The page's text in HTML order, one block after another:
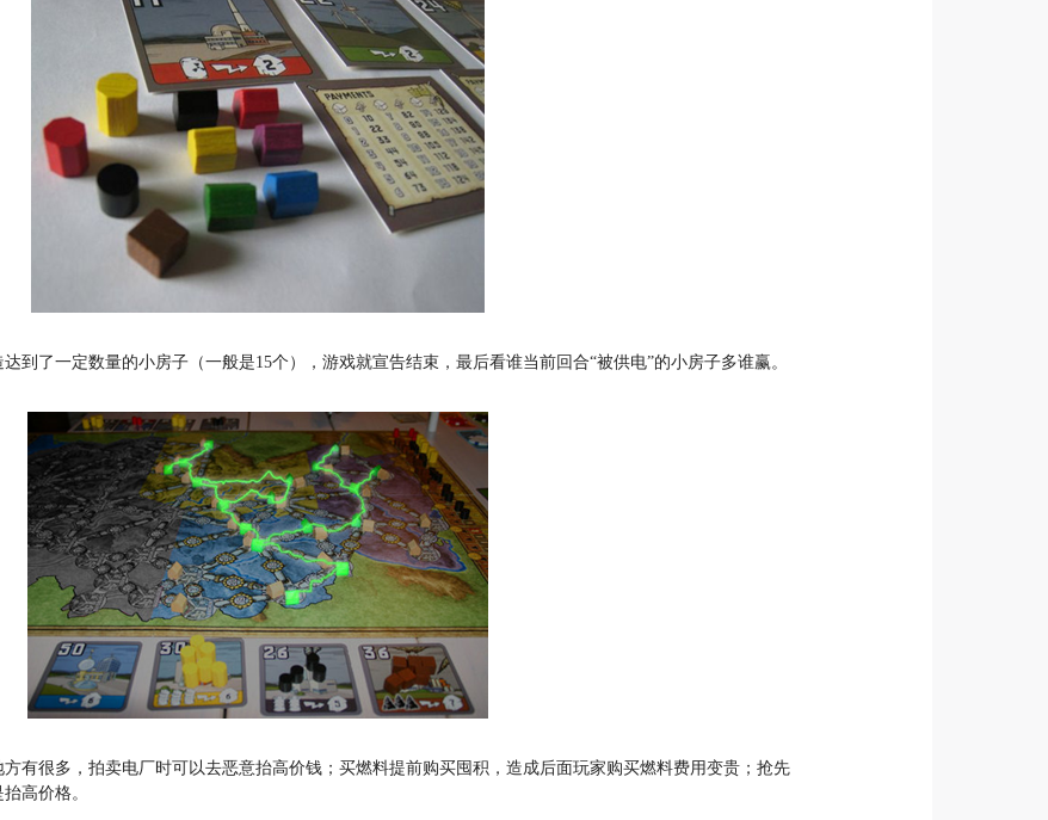
到了一定数量的小房子（一般是15个），游戏就宣告结束，最后看谁当前回合“被供电”的小房子多谁赢。
有很多，拍卖电厂时可以去恶意抬高价钱；买燃料提前购买囤积，造成后面玩家购买燃料费用变贵；抢先
高价格。